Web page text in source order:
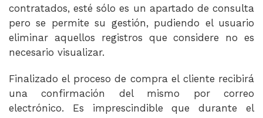
contratados, esté sólo es un apartado de consulta
pero se permite su gestión, pudiendo el usuario
eliminar aquellos registros que considere no es
necesario visualizar.
Finalizado el proceso de compra el cliente recibirá
una confirmación del mismo por correo
electrónico. Es imprescindible que durante el